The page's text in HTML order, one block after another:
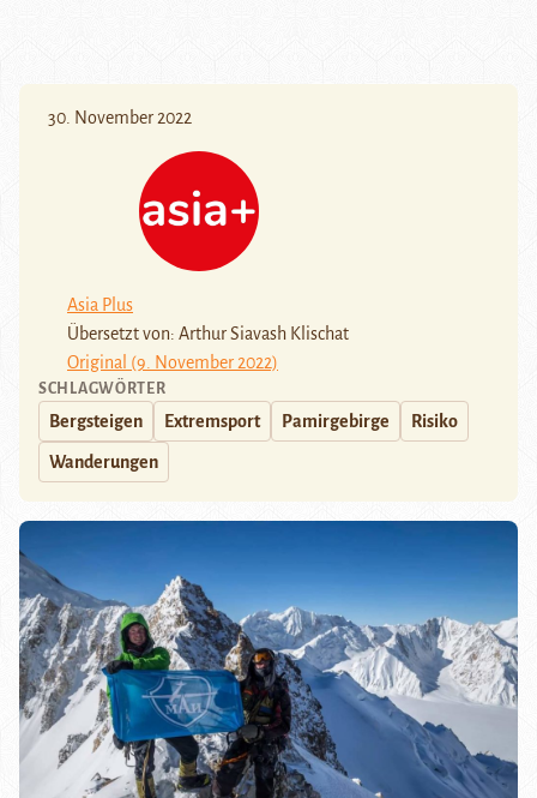
30. November 2022
Asia Plus
Übersetzt von: Arthur Siavash Klischat
Original (9. November 2022)
SCHLAGWÖRTER
Bergsteigen Extremsport Pamirgebirge Risiko
Wanderungen